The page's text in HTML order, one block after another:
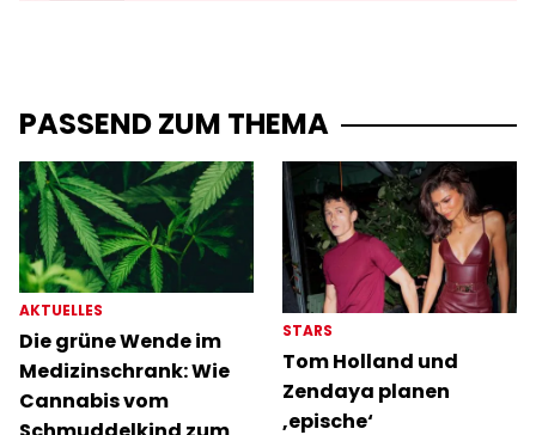
PASSEND ZUM THEMA
AKTUELLES
Die grüne Wende im
Medizinschrank: Wie
Cannabis vom
STARS
Tom Holland und
Zendaya planen
‚epische‘